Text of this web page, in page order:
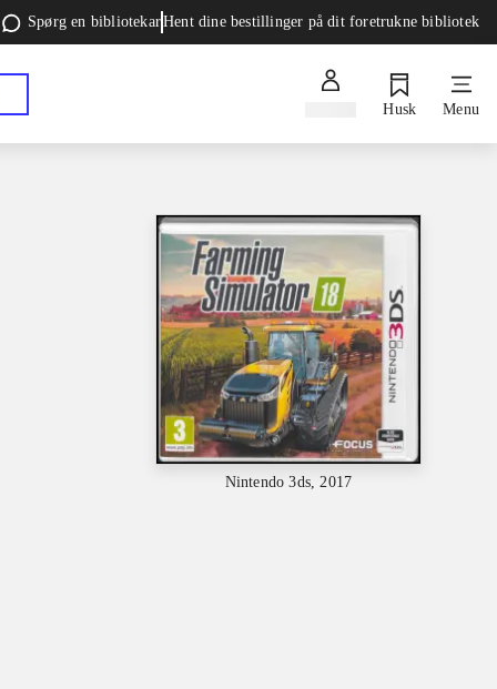
Spørg en bibliotekarHent dine bestillinger på dit foretrukne bibliotek
Husk Menu
Nintendo 3ds, 2017